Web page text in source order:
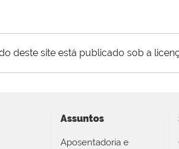
deste site está publicado sob a
Assuntos
Aposentadoria e